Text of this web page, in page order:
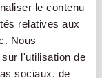
le contenu
relatives aux
Nous
l'utilisation de
sociaux, de
soins, afin que
chez vous